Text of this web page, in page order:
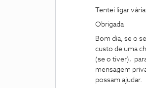
Tentei ligar
Obrigada
Bom dia, se o
custo de uma
(se o tiver),
mensagem
possam ajudar.